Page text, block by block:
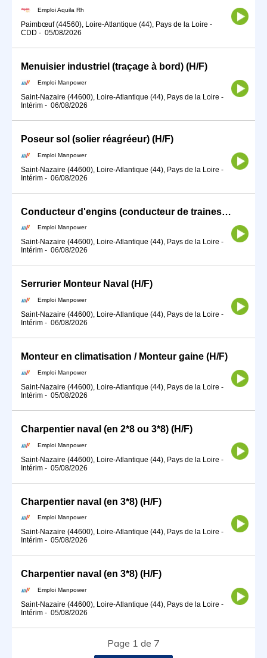
Emploi Aquila Rh
Paimbœuf (44560), Loire-Atlantique (44), Pays de la Loire -
CDD - 05/08/2026
Menuisier industriel (traçage à bord) (H/F)
Emploi Manpower
Saint-Nazaire (44600), Loire-Atlantique (44), Pays de la Loire -
Intérim - 06/08/2026
Poseur sol (solier réagréeur) (H/F)
Emploi Manpower
Saint-Nazaire (44600), Loire-Atlantique (44), Pays de la Loire -
Intérim - 06/08/2026
Conducteur d'engins (conducteur de traines) (H/F)
Emploi Manpower
Saint-Nazaire (44600), Loire-Atlantique (44), Pays de la Loire -
Intérim - 06/08/2026
Serrurier Monteur Naval (H/F)
Emploi Manpower
Saint-Nazaire (44600), Loire-Atlantique (44), Pays de la Loire -
Intérim - 06/08/2026
Monteur en climatisation / Monteur gaine (H/F)
Emploi Manpower
Saint-Nazaire (44600), Loire-Atlantique (44), Pays de la Loire -
Intérim - 05/08/2026
Charpentier naval (en 2*8 ou 3*8) (H/F)
Emploi Manpower
Saint-Nazaire (44600), Loire-Atlantique (44), Pays de la Loire -
Intérim - 05/08/2026
Charpentier naval (en 3*8) (H/F)
Emploi Manpower
Saint-Nazaire (44600), Loire-Atlantique (44), Pays de la Loire -
Intérim - 05/08/2026
Charpentier naval (en 3*8) (H/F)
Emploi Manpower
Saint-Nazaire (44600), Loire-Atlantique (44), Pays de la Loire -
Intérim - 05/08/2026
Page 1 de 7